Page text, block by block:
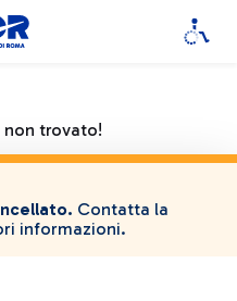
trovato!
Contatta la
informazioni.